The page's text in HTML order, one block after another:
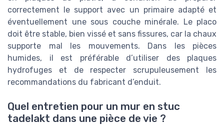
correctement le support avec un primaire adapté et
éventuellement une sous couche minérale. Le placo
doit être stable, bien vissé et sans fissures, car la chaux
supporte mal les mouvements. Dans les pièces
humides, il est préférable d’utiliser des plaques
hydrofuges et de respecter scrupuleusement les
recommandations du fabricant d’enduit.
Quel entretien pour un mur en stuc
tadelakt dans une pièce de vie ?